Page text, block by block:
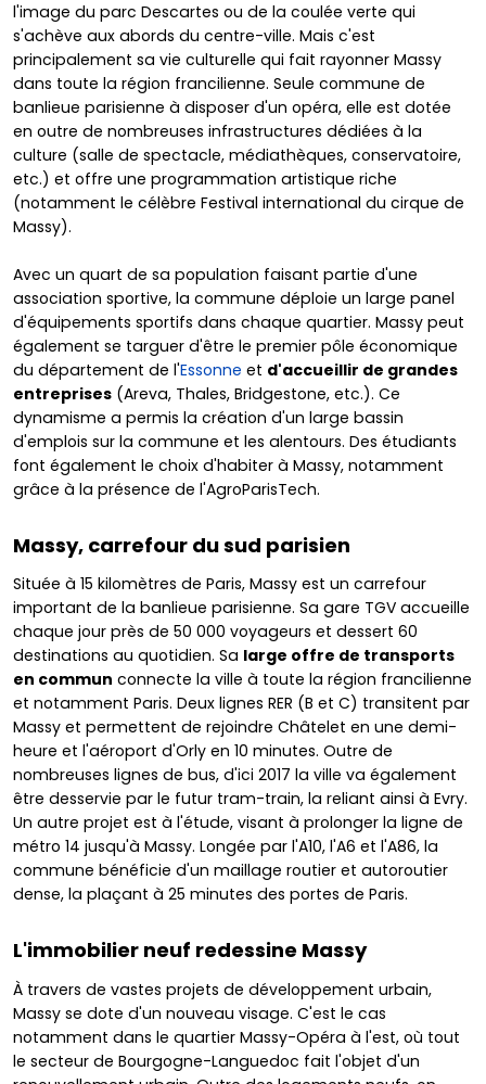
l'image du parc Descartes ou de la coulée verte qui
s'achève aux abords du centre-ville. Mais c'est
principalement sa vie culturelle qui fait rayonner Massy
dans toute la région francilienne. Seule commune de
banlieue parisienne à disposer d'un opéra, elle est dotée
en outre de nombreuses infrastructures dédiées à la
culture (salle de spectacle, médiathèques, conservatoire,
etc.) et offre une programmation artistique riche
(notamment le célèbre Festival international du cirque de
Massy).
Avec un quart de sa population faisant partie d'une
association sportive, la commune déploie un large panel
d'équipements sportifs dans chaque quartier. Massy peut
également se targuer d'être le premier pôle économique
du département de l'Essonne et d'accueillir de grandes
entreprises (Areva, Thales, Bridgestone, etc.). Ce
dynamisme a permis la création d'un large bassin
d'emplois sur la commune et les alentours. Des étudiants
font également le choix d'habiter à Massy, notamment
grâce à la présence de l'AgroParisTech.
Massy, carrefour du sud parisien
Située à 15 kilomètres de Paris, Massy est un carrefour
important de la banlieue parisienne. Sa gare TGV accueille
chaque jour près de 50 000 voyageurs et dessert 60
destinations au quotidien. Sa large offre de transports
en commun connecte la ville à toute la région francilienne
et notamment Paris. Deux lignes RER (B et C) transitent par
Massy et permettent de rejoindre Châtelet en une demi-
heure et l'aéroport d'Orly en 10 minutes. Outre de
nombreuses lignes de bus, d'ici 2017 la ville va également
être desservie par le futur tram-train, la reliant ainsi à Evry.
Un autre projet est à l'étude, visant à prolonger la ligne de
métro 14 jusqu'à Massy. Longée par l'A10, l'A6 et l'A86, la
commune bénéficie d'un maillage routier et autoroutier
dense, la plaçant à 25 minutes des portes de Paris.
L'immobilier neuf redessine Massy
À travers de vastes projets de développement urbain,
Massy se dote d'un nouveau visage. C'est le cas
notamment dans le quartier Massy-Opéra à l'est, où tout
le secteur de Bourgogne-Languedoc fait l'objet d'un